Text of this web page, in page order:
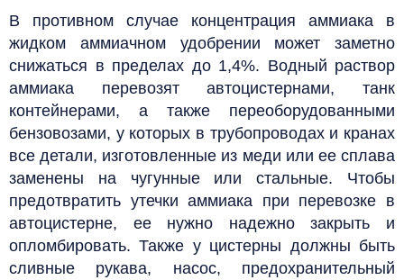
В противном случае концентрация аммиака в
жидком аммиачном удобрении может заметно
снижаться в пределах до 1,4%. Водный раствор
аммиака перевозят автоцистернами, танк
контейнерами, а также переоборудованными
бензовозами, у которых в трубопроводах и кранах
все детали, изготовленные из меди или ее сплава
заменены на чугунные или стальные. Чтобы
предотвратить утечки аммиака при перевозке в
автоцистерне, ее нужно надежно закрыть и
опломбировать. Также у цистерны должны быть
сливные рукава, насос, предохранительный